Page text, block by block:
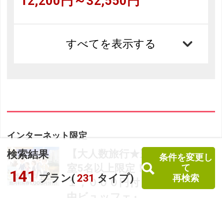
検索結果
141 プラン( 231 タイプ)
条件を変更し
て
再検索
すべてを表示する
インターネット限定
【大人数旅行★三世代にも】1
室5名以上限定！館内利用券
１，０００円付！夕食は『和洋